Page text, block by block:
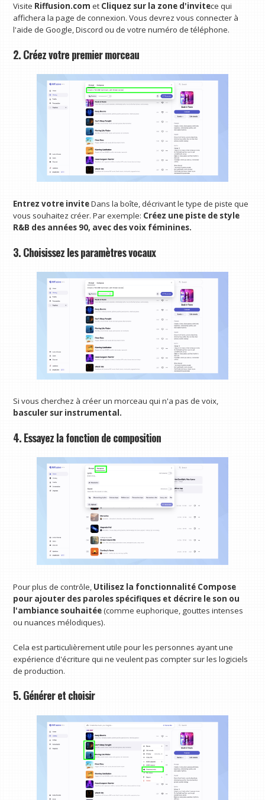
Visite Riffusion.com et Cliquez sur la zone d'invitece qui
affichera la page de connexion. Vous devrez vous connecter à
l'aide de Google, Discord ou de votre numéro de téléphone.
2. Créez votre premier morceau
Entrez votre inviteDans la boîte, décrivant le type de piste que
vous souhaitez créer. Par exemple: Créez une piste de style
R&B des années 90, avec des voix féminines.
3. Choisissez les paramètres vocaux
Si vous cherchez à créer un morceau qui n'a pas de voix,
basculer sur instrumental.
4. Essayez la fonction de composition
Pour plus de contrôle, Utilisez la fonctionnalité Compose
pour ajouter des paroles spécifiques et décrire le son ou
l'ambiance souhaitée(comme euphorique, gouttes intenses
ou nuances mélodiques).
Cela est particulièrement utile pour les personnes ayant une
expérience d'écriture qui ne veulent pas compter sur les logiciels
de production.
5. Générer et choisir